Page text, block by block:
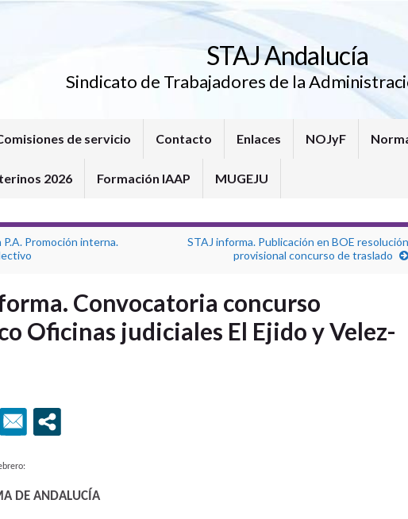
STAJ Andalucía
Sindicato de Trabajadores de la
de servicio Contacto Enlaces NOJyF
2026 Formación IAAP MUGEJU
Promoción interna.
STAJ informa. Publicación en BOE resolución
provisional concurso de traslado
Convocatoria concurso
Oficinas judiciales El Ejido y Velez-
DE ANDALUCÍA